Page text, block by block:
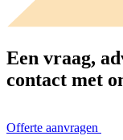
Een vraag,
contact met
Offerte aanvragen